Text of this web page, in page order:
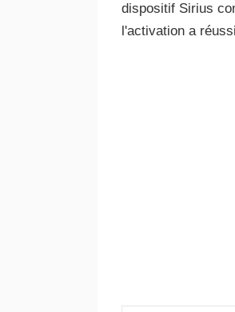
dispositif Sirius
l'activation a